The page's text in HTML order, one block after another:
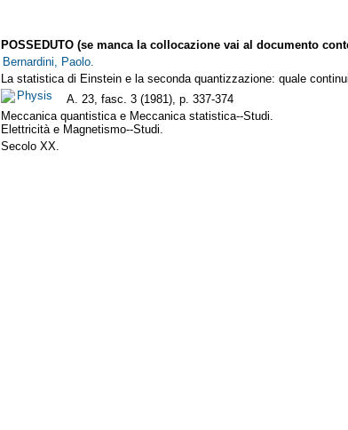
POSSEDUTO (se manca la collocazione vai al documento
Bernardini, Paolo.
La statistica di Einstein e la seconda quantizzazione: quale
Physis
A. 23, fasc. 3 (1981), p. 337-374
Meccanica quantistica e Meccanica statistica--Studi.
Elettricità e Magnetismo--Studi.
Secolo XX.